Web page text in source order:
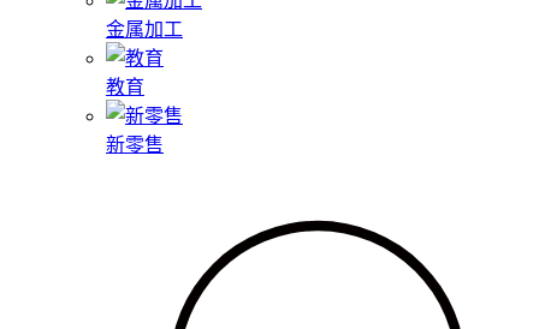
金属加工
教育
新零售